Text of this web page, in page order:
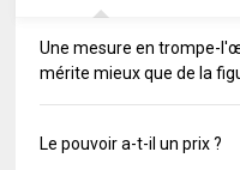
Une mesure en trompe-
mérite mieux que de la
Le pouvoir a-t-il un prix ?